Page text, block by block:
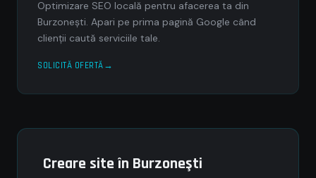
Optimizare SEO locală pentru afacerea ta din
Burzoneşti. Apari pe prima pagină Google când
clienții caută serviciile tale.
SOLICITĂ OFERTĂ
Creare site în Burzoneşti